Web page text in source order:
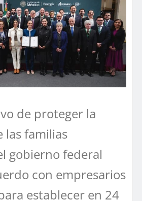
de proteger la
las familias
gobierno federal
con empresarios
establecer en 24